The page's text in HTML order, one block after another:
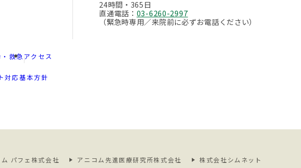
教育・技術部門
献血ドナーについて
24時間・365日
直通電話： 03-6260-2997
（緊急時専用／来院前に必ずお電話ください）
救急アクセス
対応基本方針
ム パフェ株式会社 アニコム先進医療研究所株式会社
株式会社シムネット